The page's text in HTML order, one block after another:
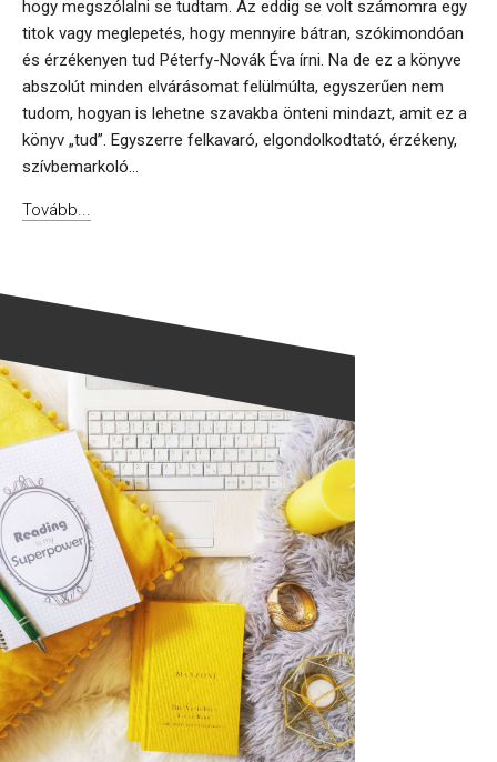
hogy megszólalni se tudtam. Az eddig se volt számomra egy
titok vagy meglepetés, hogy mennyire bátran, szókimondóan
és érzékenyen tud Péterfy-Novák Éva írni. Na de ez a könyve
abszolút minden elvárásomat felülmúlta, egyszerűen nem
tudom, hogyan is lehetne szavakba önteni mindazt, amit ez a
könyv „tud”. Egyszerre felkavaró, elgondolkodtató, érzékeny,
szívbemarkoló...
Tovább...